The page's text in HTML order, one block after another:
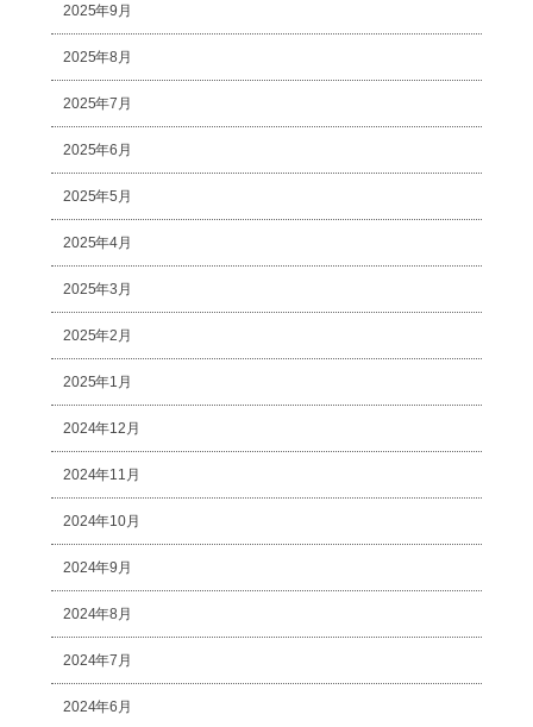
2025年9月
2025年8月
2025年7月
2025年6月
2025年5月
2025年4月
2025年3月
2025年2月
2025年1月
2024年12月
2024年11月
2024年10月
2024年9月
2024年8月
2024年7月
2024年6月